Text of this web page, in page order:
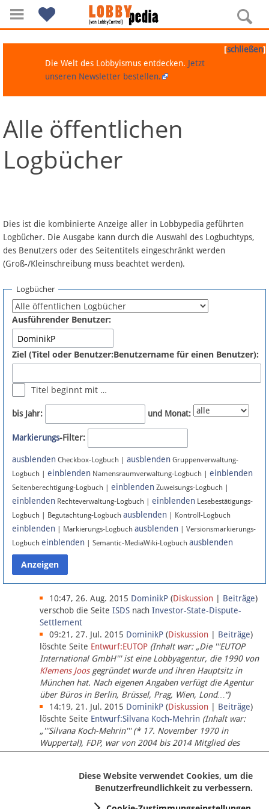
Navigation
Über Lobbypedia
Artikel nach Kategorien
FAQ
Fördermitglied werden
Fehler melden
Newsletter
Bluesky
Facebook
Instagram
Anmelden
Datenschutz
Über Lobbypedia
Impressum
[schließen]
Die Welt des Lobbyismus entdecken. Jetzt
unseren Newsletter bestellen.
Alle öffentlichen
Logbücher
Dies ist die kombinierte Anzeige aller in Lobbypedia geführten
Logbücher. Die Ausgabe kann durch die Auswahl des Logbuchtyps,
des Benutzers oder des Seitentitels eingeschränkt werden
(Groß-/Kleinschreibung muss beachtet werden).
Logbücher
Ausführender Benutzer:
Ziel (Titel oder Benutzer:Benutzername für einen Benutzer):
Titel beginnt mit …
bis Jahr: und Monat:
Markierungs-Filter:
ausblenden Checkbox-Logbuch | ausblenden Gruppenverwaltung-
Logbuch | einblenden Namensraumverwaltung-Logbuch | einblenden
Seitenberechtigung-Logbuch | einblenden Zuweisungs-Logbuch |
einblenden Rechteverwaltung-Logbuch | einblenden Lesebestätigungs-
Logbuch | Begutachtung-Logbuch ausblenden | Kontroll-Logbuch
einblenden | Markierungs-Logbuch ausblenden | Versionsmarkierungs-
Logbuch einblenden | Semantic-MediaWiki-Logbuch ausblenden
10:47, 26. Aug. 2015 DominikP (Diskussion Beiträge)
verschob die Seite ISDS nach Investor-State-Dispute-
Settlement
09:21, 27. Jul. 2015 DominikP (Diskussion Beiträge)
löschte Seite Entwurf:EUTOP (Inhalt war: „Die '''EUTOP
International GmbH''' ist eine Lobbyagentur, die 1990 von
Klemens Joosgegründet wurde und ihren Hauptsitz in
München hat. Nach eigenen Angaben verfügt die Agentur
über Büros in Berlin, Brüssel, Prag, Wien, Lond…“)
14:19, 21. Jul. 2015 DominikP (Diskussion Beiträge)
löschte Seite Entwurf:Silvana Koch-Mehrin (Inhalt war:
„'''Silvana Koch-Mehrin''' (* 17. November 1970 in
Wuppertal), FDP, war von 2004 bis 2014 Mitglied des
Europäischen Parlaments, seit November 2014 ist sie für
Diese Website verwendet Cookies, um die
Benutzerfreundlichkeit zu verbessern.